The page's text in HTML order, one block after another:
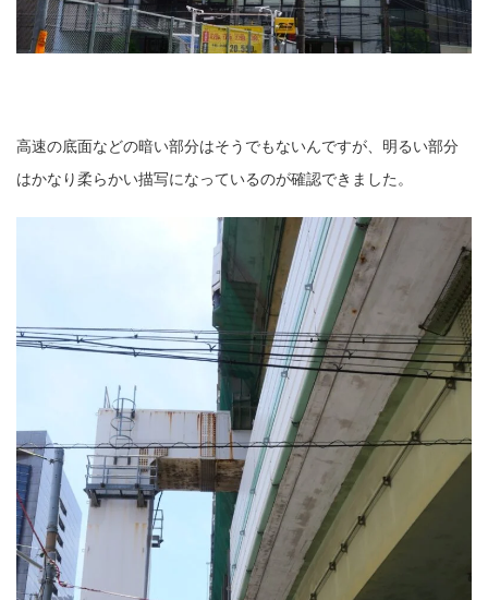
高速の底面などの暗い部分はそうでもないんですが、明るい部分
はかなり柔らかい描写になっているのが確認できました。